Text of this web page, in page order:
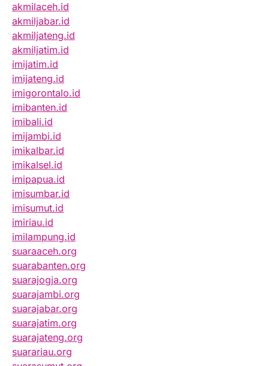
akmilaceh.id
akmiljabar.id
akmiljateng.id
akmiljatim.id
imijatim.id
imijateng.id
imigorontalo.id
imibanten.id
imibali.id
imijambi.id
imikalbar.id
imikalsel.id
imipapua.id
imisumbar.id
imisumut.id
imiriau.id
imilampung.id
suaraaceh.org
suarabanten.org
suarajogja.org
suarajambi.org
suarajabar.org
suarajatim.org
suarajateng.org
suarariau.org